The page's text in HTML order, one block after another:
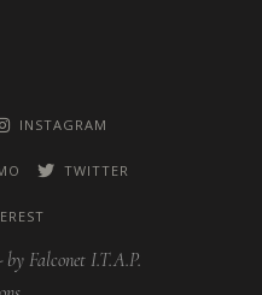
INSTAGRAM
TWITTER
by Falconet I.T.A.P.